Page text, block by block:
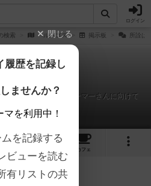
ログイン
検索 ヘルパゴス 掲示板 所詮は
パゴス
じゃん。と思ったゲーマーさんに向けて
18
カフェ
閉じる
履歴を記録し
ませんか？
マを利用中！
を記録する
ビューを読む
有リストの共